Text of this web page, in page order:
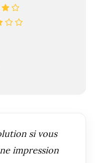
si vous
impression